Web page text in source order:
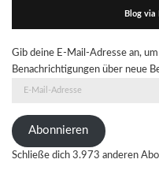
Blog via
Gib deine E-Mail-Adresse an,
Benachrichtigungen über neue
Adresse
Abonnieren
Schließe dich 3.973 anderen